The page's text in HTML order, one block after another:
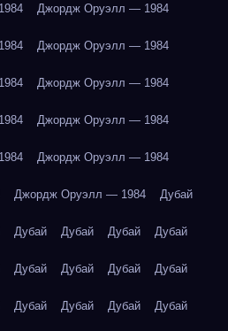
Джордж Оруэлл — 1984
Джордж Оруэлл — 1984
Джордж Оруэлл — 1984
Джордж Оруэлл — 1984
Джордж Оруэлл — 1984
Джордж Оруэлл — 1984 Дубай
Дубай Дубай Дубай Дубай
Дубай Дубай Дубай Дубай
Дубай Дубай Дубай Дубай